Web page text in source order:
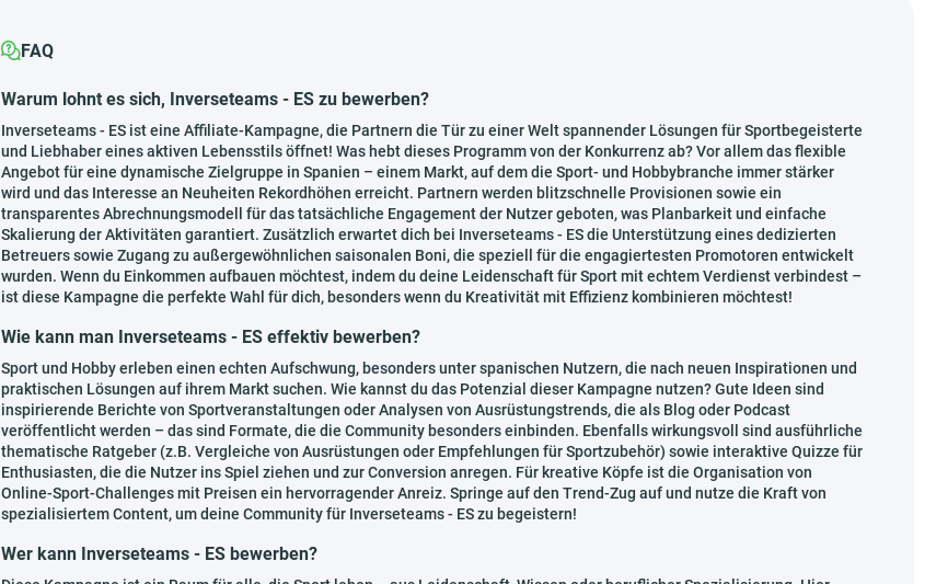
FAQ
Warum lohnt es sich, Inverseteams - ES zu bewerben?
Inverseteams - ES ist eine Affiliate-Kampagne, die Partnern die Tür zu einer Welt spannender Lösungen für Sportbegeisterte
und Liebhaber eines aktiven Lebensstils öffnet! Was hebt dieses Programm von der Konkurrenz ab? Vor allem das flexible
Angebot für eine dynamische Zielgruppe in Spanien – einem Markt, auf dem die Sport- und Hobbybranche immer stärker
wird und das Interesse an Neuheiten Rekordhöhen erreicht. Partnern werden blitzschnelle Provisionen sowie ein
transparentes Abrechnungsmodell für das tatsächliche Engagement der Nutzer geboten, was Planbarkeit und einfache
Skalierung der Aktivitäten garantiert. Zusätzlich erwartet dich bei Inverseteams - ES die Unterstützung eines dedizierten
Betreuers sowie Zugang zu außergewöhnlichen saisonalen Boni, die speziell für die engagiertesten Promotoren entwickelt
wurden. Wenn du Einkommen aufbauen möchtest, indem du deine Leidenschaft für Sport mit echtem Verdienst verbindest –
ist diese Kampagne die perfekte Wahl für dich, besonders wenn du Kreativität mit Effizienz kombinieren möchtest!
Wie kann man Inverseteams - ES effektiv bewerben?
Sport und Hobby erleben einen echten Aufschwung, besonders unter spanischen Nutzern, die nach neuen Inspirationen und
praktischen Lösungen auf ihrem Markt suchen. Wie kannst du das Potenzial dieser Kampagne nutzen? Gute Ideen sind
inspirierende Berichte von Sportveranstaltungen oder Analysen von Ausrüstungstrends, die als Blog oder Podcast
veröffentlicht werden – das sind Formate, die die Community besonders einbinden. Ebenfalls wirkungsvoll sind ausführliche
thematische Ratgeber (z.B. Vergleiche von Ausrüstungen oder Empfehlungen für Sportzubehör) sowie interaktive Quizze für
Enthusiasten, die die Nutzer ins Spiel ziehen und zur Conversion anregen. Für kreative Köpfe ist die Organisation von
Online-Sport-Challenges mit Preisen ein hervorragender Anreiz. Springe auf den Trend-Zug auf und nutze die Kraft von
spezialisiertem Content, um deine Community für Inverseteams - ES zu begeistern!
Wer kann Inverseteams - ES bewerben?